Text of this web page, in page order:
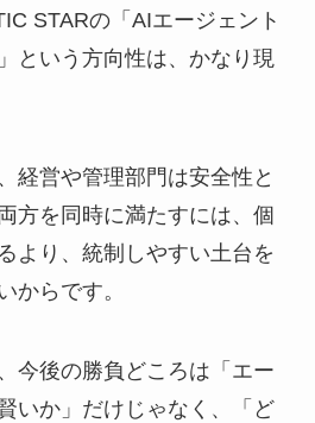
STARの「AIエージェント
という方向性は、かなり現
経営や管理部門は安全性と
方を同時に満たすには、個
より、統制しやすい土台を
からです。
今後の勝負どころは「エー
いか」だけじゃなく、「ど